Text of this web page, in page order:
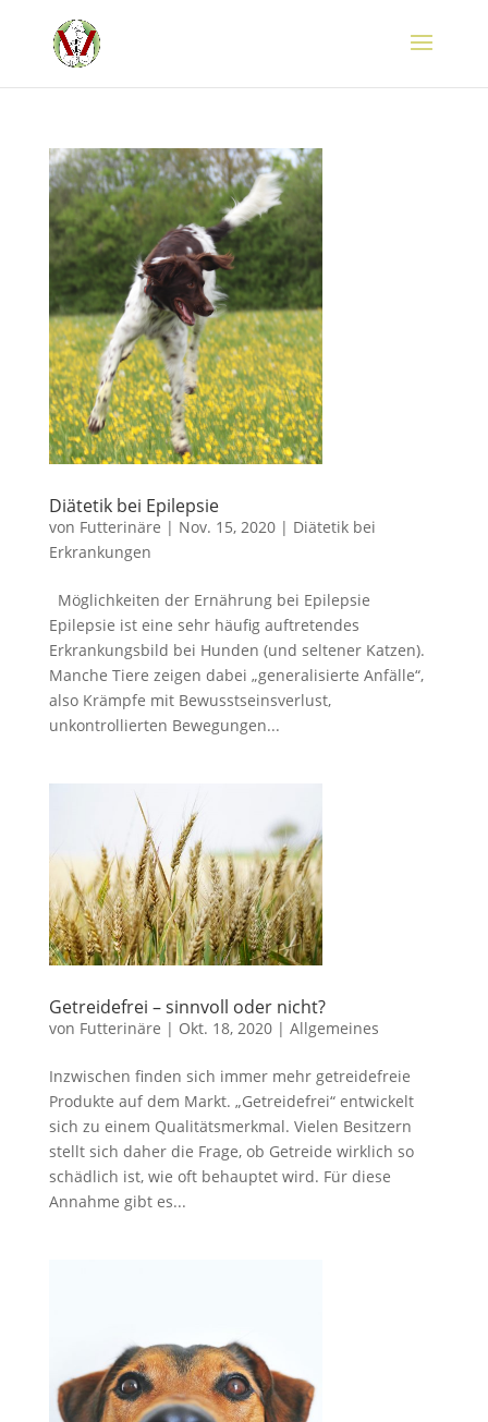
Diätetik bei Epilepsie
von Futterinäre | Nov. 15, 2020| Diätetik bei
Erkrankungen
Möglichkeiten der Ernährung bei Epilepsie
Epilepsie ist eine sehr häufig auftretendes
Erkrankungsbild bei Hunden (und seltener Katzen).
Manche Tiere zeigen dabei „generalisierte Anfälle“,
also Krämpfe mit Bewusstseinsverlust,
unkontrollierten Bewegungen...
Getreidefrei – sinnvoll oder nicht?
von Futterinäre | Okt. 18, 2020| Allgemeines
Inzwischen finden sich immer mehr getreidefreie
Produkte auf dem Markt. „Getreidefrei“ entwickelt
sich zu einem Qualitätsmerkmal. Vielen Besitzern
stellt sich daher die Frage, ob Getreide wirklich so
schädlich ist, wie oft behauptet wird. Für diese
Annahme gibt es...